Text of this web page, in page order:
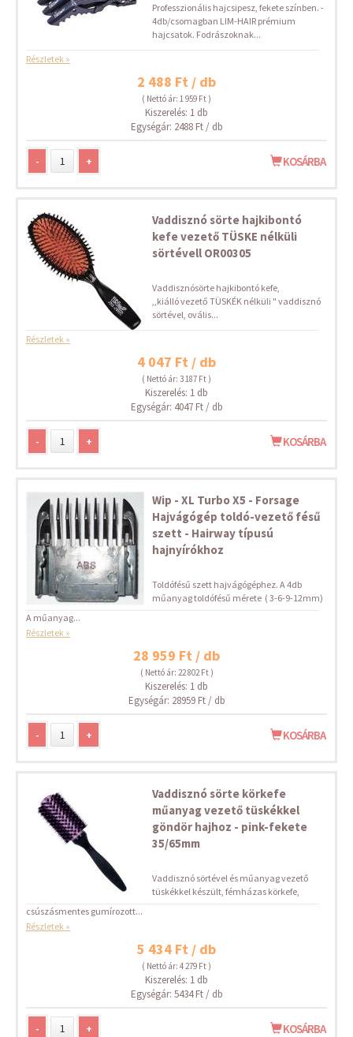
Professzionális hajcsipesz, fekete színben. -
4db/csomagban LIM-HAIR prémium
hajcsatok. Fodrászoknak...
Részletek »
2 488 Ft / db
( Nettó ár: 1 959 Ft )
Kiszerelés: 1 db
Egységár: 2488 Ft / db
- + KOSÁRBA
Vaddisznó sörte hajkibontó
kefe vezető TÜSKE nélküli
sörtévell OR00305
Vaddisznósörte hajkibontó kefe,
,,kiálló vezető TÜSKÉK nélküli " vaddisznó
sörtével, ovális...
Részletek »
4 047 Ft / db
( Nettó ár: 3 187 Ft )
Kiszerelés: 1 db
Egységár: 4047 Ft / db
- + KOSÁRBA
Wip - XL Turbo X5 - Forsage
Hajvágógép toldó-vezető fésű
szett - Hairway típusú
hajnyírókhoz
Toldófésű szett hajvágógéphez. A 4db
műanyag toldófésű mérete ( 3-6-9-12mm)
A műanyag...
Részletek »
28 959 Ft / db
( Nettó ár: 22 802 Ft )
Kiszerelés: 1 db
Egységár: 28959 Ft / db
- + KOSÁRBA
Vaddisznó sörte körkefe
műanyag vezető tüskékkel
göndör hajhoz - pink-fekete
35/65mm
Vaddisznó sörtével és műanyag vezető
tüskékkel készült, fémházas körkefe,
csúszásmentes gumírozott...
Részletek »
5 434 Ft / db
( Nettó ár: 4 279 Ft )
Kiszerelés: 1 db
Egységár: 5434 Ft / db
- + KOSÁRBA